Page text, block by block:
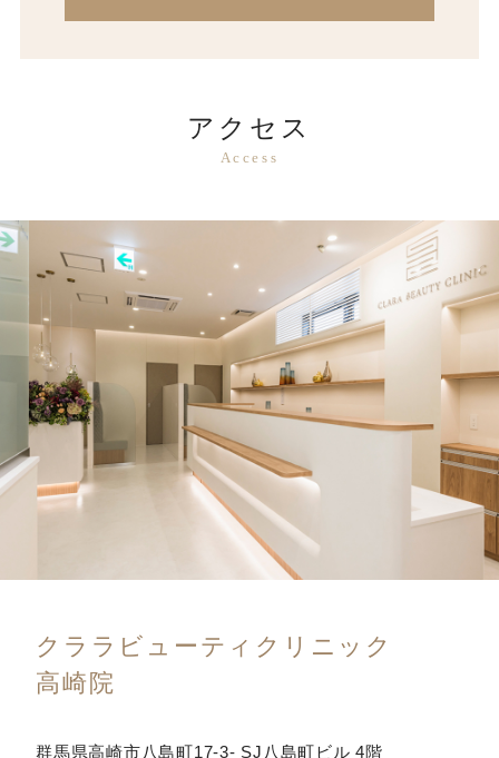
アクセス
Access
クララビューティクリニック
高崎院
群馬県高崎市八島町17-3- SJ八島町ビル 4階